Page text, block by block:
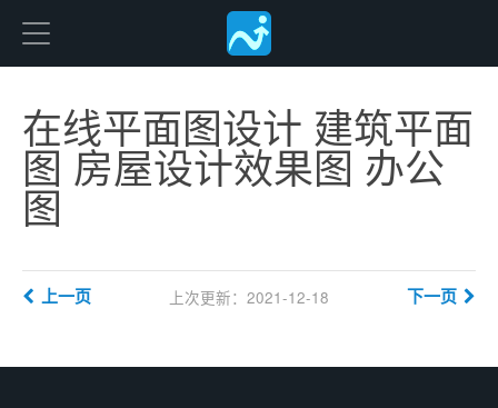
在线平面图设计 建筑平面
图 房屋设计效果图 办公
图
上次更新：2021-12-18
上一页 下一页